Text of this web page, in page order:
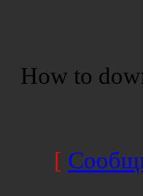
How to
[